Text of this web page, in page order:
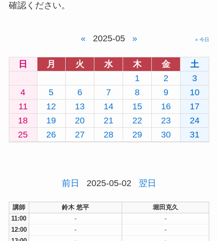
確認ください。
« 2025-05 » » 今日
日 月 火 水 木 金
土
1
2
3
4
5 6 7 8 9
10
11
12 13 14 15 16
17
18
19 20 21 22 23
24
25
26 27 28 29 30 31
前日 2025-05-02 翌日
講師 鈴木 悠平
堀田克久
11:00
-
-
12:00
-
-